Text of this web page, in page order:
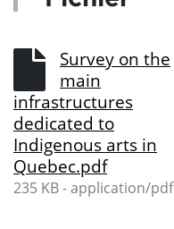
Survey on the
main
infrastructures
dedicated to
Indigenous arts in
Quebec.pdf
235 KB - application/pdf